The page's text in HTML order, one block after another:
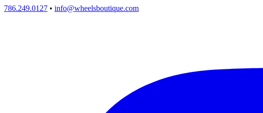
786.249.0127 • info@wheelsboutique.com